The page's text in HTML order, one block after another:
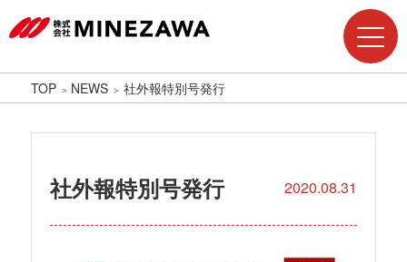
TOP NEWS 社外報特別号発行
社外報特別号発行 2020.08.31